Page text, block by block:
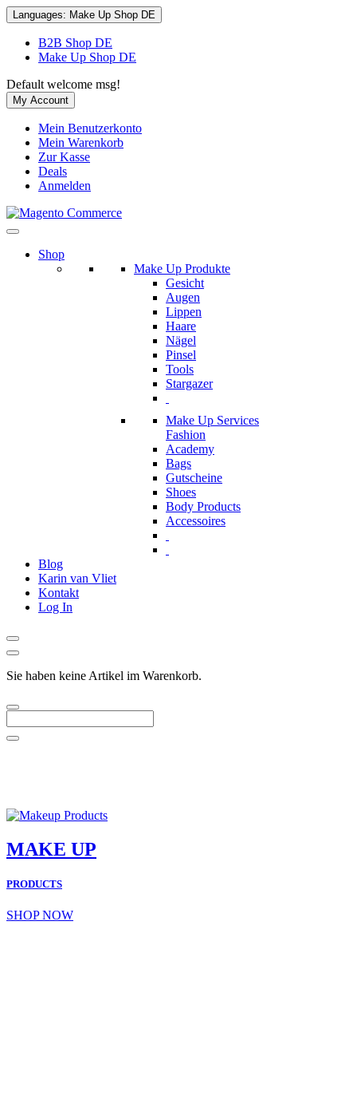
Languages: Make Up Shop DE
B2B Shop DE
Make Up Shop DE
Default welcome msg!
My Account
Mein Benutzerkonto
Mein Warenkorb
Zur Kasse
Deals
Anmelden
Shop
Make Up Produkte
Gesicht
Augen
Lippen
Haare
Nägel
Pinsel
Tools
Stargazer
Make Up Services
Fashion
Academy
Bags
Gutscheine
Shoes
Body Products
Accessoires
Blog
Karin van Vliet
Kontakt
Log In
Sie haben keine Artikel im Warenkorb.
MAKE UP
PRODUCTS
SHOP NOW